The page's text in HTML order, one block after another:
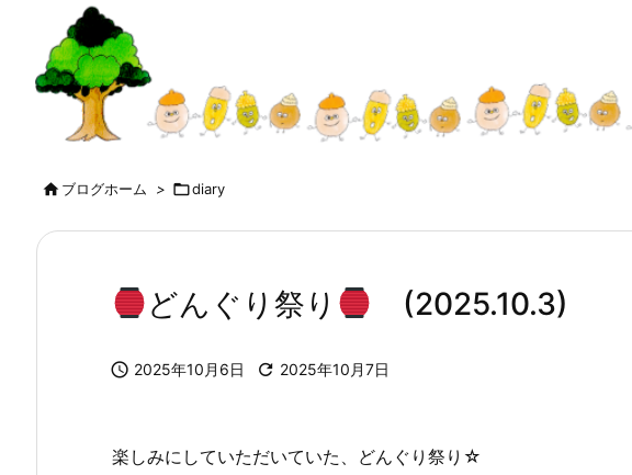
ブログホーム > diary
どんぐり祭り (2025.10.3)
 2025年10月6日  2025年10月7日
楽しみにしていただいていた、どんぐり祭り☆